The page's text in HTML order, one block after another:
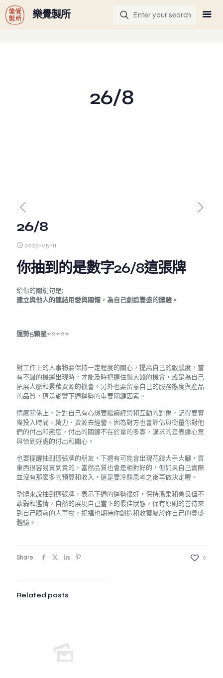
G-GHF9TLS5W3
樂覺製所
26/8
26/8
2025-05-11
你抽到的是數字26/8這張牌
給你的關鍵句是:
建立與他人的連結用愛與關懷，為自己創造豐盛的體驗。
運勢5顆星⭐️⭐️⭐️⭐️⭐️
對工作上的人事物要保持一定程度的關心，提高自己的敏感度，當
有不錯的機運出現時，才能及時把握住賺大錢的機會，或是為自己
拓展人脈和累積資源的機會。另外也要留意自己的服務態度與產品
的品質，這是影響下週運勢的重要關鍵因素。
情感關係上，針對自己有心想要繼續經營和互動的對象，記得要實
際投入時間、精力、資源去經營。因為對方也會評估與衡量你對他
們的付出和態度，付出的關鍵不在於量的多寡，講求的是表達心意
與恰到好處的付出和關心。
也要提醒抽到這張牌的朋友，下週有可能會出現花錢大手大腳，買
東西很容易買到貴的，當然品質也會是相對好的，但如果自己實際
並沒有那麼多的預算和收入，還是要冷靜思考之後再做決定喔。
整體來說抽到這張牌，表示下週的運勢很好，保持溫柔和善良但不
軟弱和濫情，自然的展現自己當下的最佳狀態，保有原則的善待來
到自己眼前的人事物，祝福也期待你創造和收獲屬於你自己的豐盛
體驗。
Share 0
Related posts